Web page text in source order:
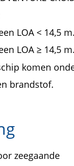
LOA < 14,5
LOA ≥ 14,5
komen
brandstof.
zeegaande